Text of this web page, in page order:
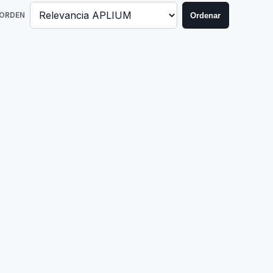
ORDEN Ordenar